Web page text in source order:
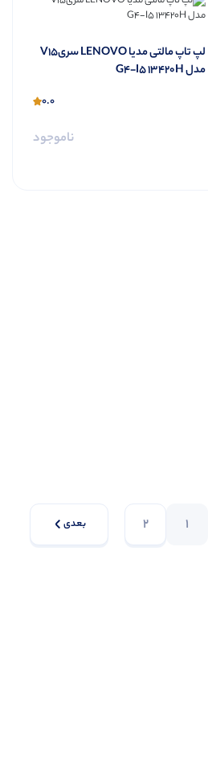
لپ تاپ مالتی مدیا LENOVO سریV15
مدل G4-I5 13420H
0.0
ناموجود
1
2 بعدی